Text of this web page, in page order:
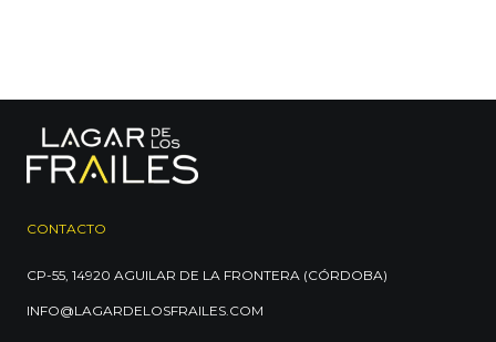
CONTACTO
CP-55, 14920 AGUILAR DE LA FRONTERA (CÓRDOBA)
INFO@LAGARDELOSFRAILES.COM